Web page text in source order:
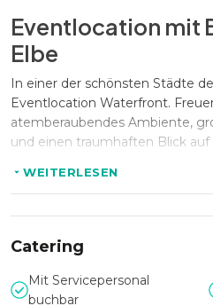
Eventlocation mit
Elbe
In einer der schönsten Städte
Eventlocation Waterfront.
atemberaubendes Ambiente,
und einen traumhaften Blick auf
Vielfältige
140 Personen Platz und eignet
Tagungen, PR & Marketing
Firmenevents, private Feiern,
WEITERLESEN
Catering
Mit Servicepersonal
buchbar